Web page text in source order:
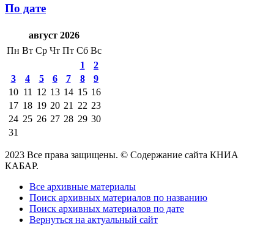
По дате
август 2026
Пн Вт Ср Чт Пт Сб Вс
1
2
3
4 5 6 7 8
9
10 11 12 13 14 15 16
17 18 19 20 21 22 23
24 25 26 27 28 29 30
31
2023 Все права защищены. © Содержание сайта КНИА
КАБАР.
Все архивные материалы
Поиск архивных материалов по названию
Поиск архивных материалов по дате
Вернуться на актуальный сайт